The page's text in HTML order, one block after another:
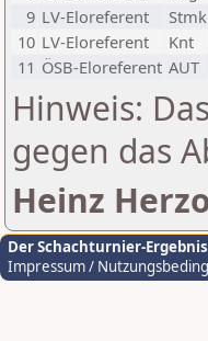
9 LV-Eloreferent Stmk
10 LV-Eloreferent Knt
11 ÖSB-Eloreferent AUT
Hinweis:
gegen das
Heinz
Der Schachturnier-
Impressum /